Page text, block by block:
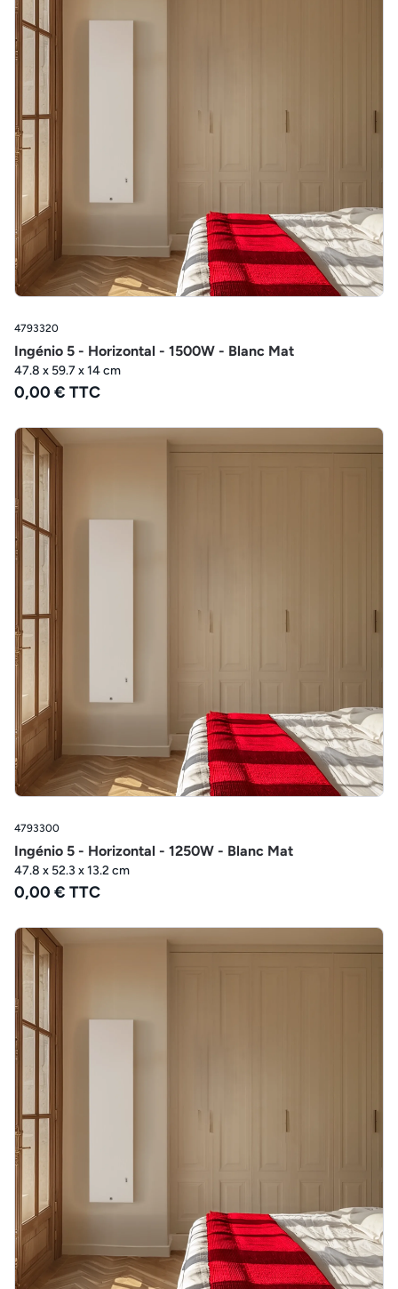
4793320
Ingénio 5 - Horizontal - 1500W - Blanc Mat
47.8 x 59.7 x 14 cm
0,00 € TTC
4793300
Ingénio 5 - Horizontal - 1250W - Blanc Mat
47.8 x 52.3 x 13.2 cm
0,00 € TTC